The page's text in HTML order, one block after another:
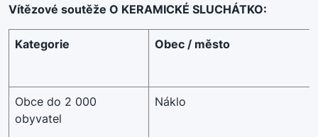
Vítězové soutěže O KERAMICKÉ SLUCHÁTKO:
Kategorie Obec / město
Obce do 2 000
obyvatel
Náklo